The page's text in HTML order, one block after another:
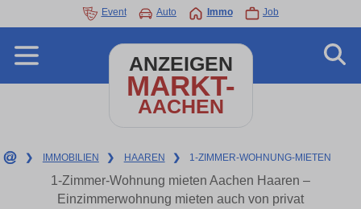
Event Auto Immo Job
ANZEIGEN
MARKT-
AACHEN
❯ IMMOBILIEN ❯ HAAREN ❯ 1-ZIMMER-WOHNUNG-MIETEN
1-Zimmer-Wohnung mieten Aachen Haaren –
Einzimmerwohnung mieten auch von privat